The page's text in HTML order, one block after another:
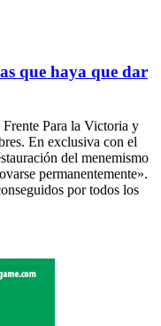
que haya que dar
Para la Victoria y
En exclusiva con el
del menemismo
permanentemente».
por todos los